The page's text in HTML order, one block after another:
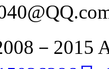
－2015